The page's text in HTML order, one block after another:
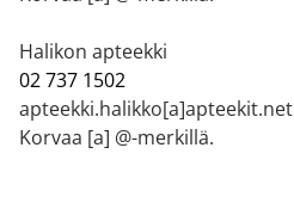
Halikon apteekki
02 737 1502
apteekki.halikko[a]apteekit.net
Korvaa [a] @-merkillä.